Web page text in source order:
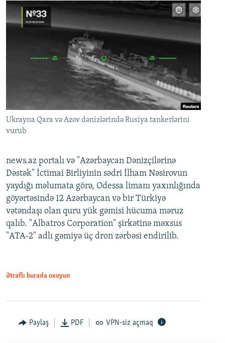
Ukrayna Qara və Azov dənizlərində Rusiya tankerlərini
vurub
news.az portalı və "Azərbaycan Dənizçilərinə
Dəstək" İctimai Birliyinin sədri İlham Nəsirovun
yaydığı məlumata görə, Odessa limanı yaxınlığında
göyərtəsində 12 Azərbaycan və bir Türkiyə
vətəndaşı olan quru yük gəmisi hücuma məruz
qalıb. "Albatros Corporation" şirkətinə məxsus
"ATA-2" adlı gəmiyə üç dron zərbəsi endirilib.
Ətraflı burada oxuyun
Paylaş PDF VPN-siz açmaq